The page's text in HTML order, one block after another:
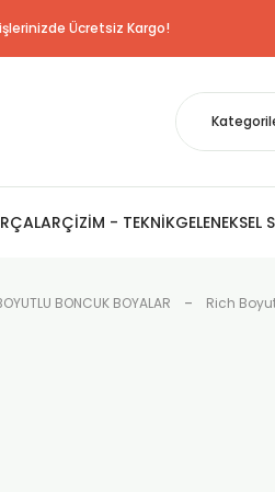
Ücretsiz Kargo!
ÇİZİM - TEKNİKGELENEKSEL
BONCUK BOYALAR Rich